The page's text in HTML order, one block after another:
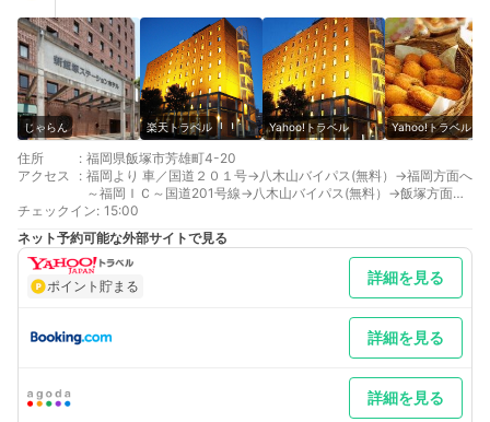
じゃらん 楽天トラベル Yahoo!トラベル Yahoo!トラベル
住所 : 福岡県飯塚市芳雄町4-20
アクセス
: 福岡より 車／国道２０１号→八木山バイパス(無料）→福岡方面へ
～福岡ＩＣ～国道201号線→八木山バイパス(無料）→飯塚方面へ
車以外／博多駅からJR快速４５分 天神から高速バス６０分
最寄り駅１ 新飯塚
補足 車以外／福岡空港からバス６５分
チェックイン: 15:00
ネット予約可能な外部サイトで見る
ポイント貯まる 詳細を見る
詳細を見る
詳細を見る